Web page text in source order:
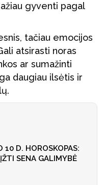
gyventi pagal
tačiau emocijos
atsirasti noras
ar sumažinti
daugiau ilsėtis ir
10 D. HOROSKOPAS:
SENA GALIMYBĖ